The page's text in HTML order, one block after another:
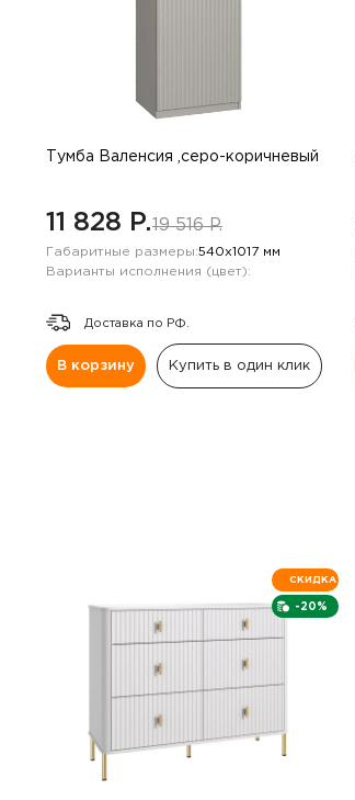
Тумба Валенсия ,серо-коричневый
11 828 P.19 516 P.
Габаритные размеры:540х1017 мм
Варианты исполнения (цвет):
Доставка по РФ.
В корзину Купить в один клик
-20%
СКИДКА